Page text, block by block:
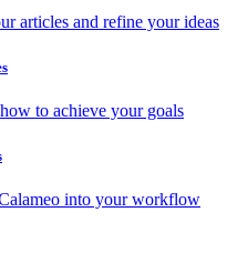
articles and refine your ideas
to achieve your goals
into your workflow